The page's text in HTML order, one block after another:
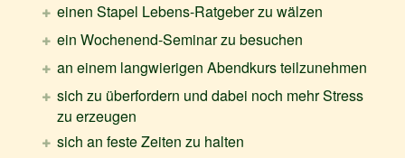
einen Stapel Lebens-Ratgeber zu wälzen
ein Wochenend-Seminar zu besuchen
an einem langwierigen Abendkurs teilzunehmen
sich zu überfordern und dabei noch mehr Stress
zu erzeugen
sich an feste Zeiten zu halten